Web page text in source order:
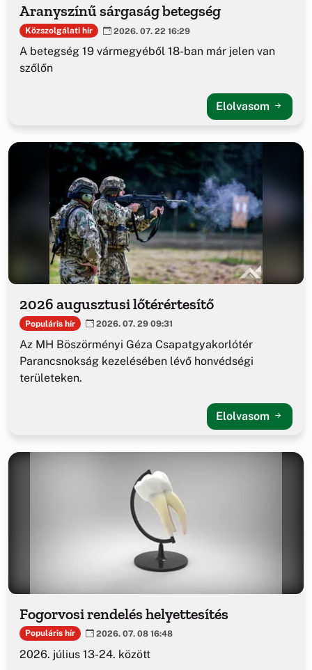
Aranyszínű sárgaság betegség
Közszolgálati hír 2026. 07. 22 16:29
A betegség 19 vármegyéből 18-ban már jelen van
szőlőn
Elolvasom
2026 augusztusi lőtérértesítő
Populáris hír 2026. 07. 29 09:31
Az MH Böszörményi Géza Csapatgyakorlótér
Parancsnokság kezelésében lévő honvédségi
területeken.
Elolvasom
Fogorvosi rendelés helyettesítés
Populáris hír 2026. 07. 08 16:48
2026. július 13-24. között